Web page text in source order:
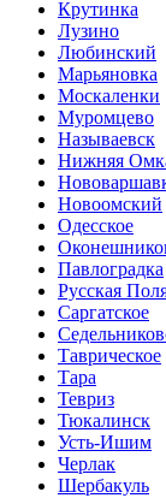
Крутинка
Лузино
Любинский
Марьяновка
Москаленки
Муромцево
Называевск
Нижняя
Новоомский
Одесское
Павлоградка
Русская
Саргатское
Таврическое
Тара
Тевриз
Тюкалинск
Усть-Ишим
Черлак
Шербакуль